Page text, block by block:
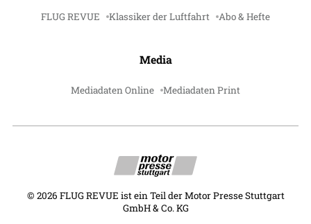
FLUG REVUE Klassiker der Luftfahrt Abo & Hefte
Media
Mediadaten Online Mediadaten Print
© 2026 FLUG REVUE ist ein Teil der Motor Presse Stuttgart
GmbH & Co. KG